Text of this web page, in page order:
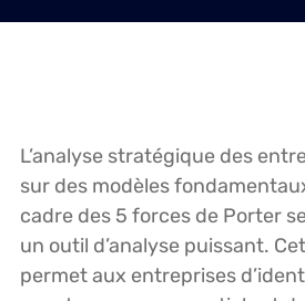
L’analyse stratégique des
sur des modèles
cadre des 5 forces de Porter
un outil d’analyse puissant.
permet aux entreprises